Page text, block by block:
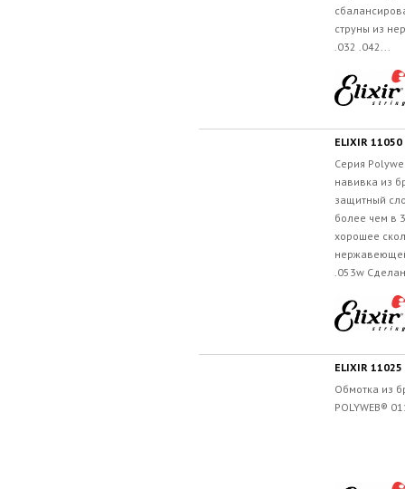
струны из
.032 .042...
ELIXIR 11050
Серия
навивка из
защитный
более чем в
хорошее
.053w
Обмотка из
POLYWEB®